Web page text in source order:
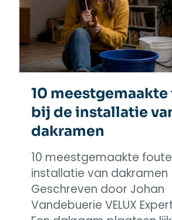
10
bij de installatie
dakramen
10 meestgemaakte
installatie van dakramen
Geschreven door Johan
Vandebuerie VELUX